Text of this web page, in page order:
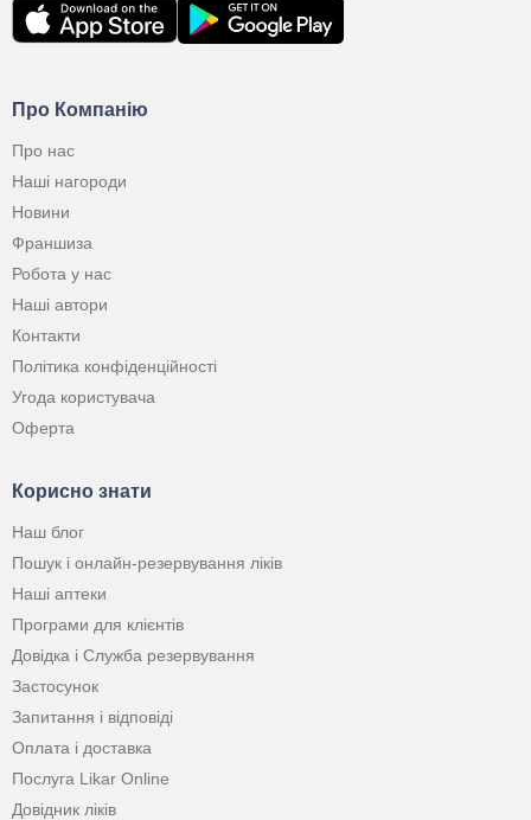
Про Компанію
Про нас
Наші нагороди
Новини
Франшиза
Робота у нас
Наші автори
Контакти
Політика конфіденційності
Угода користувача
Оферта
Корисно знати
Наш блог
Пошук і онлайн-резервування ліків
Наші аптеки
Програми для клієнтів
Довідка і Служба резервування
Застосунок
Запитання і відповіді
Оплата і доставка
Послуга Likar Online
Довідник ліків